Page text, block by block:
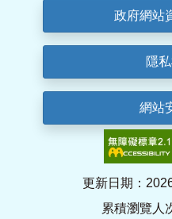
政府網站
隱
網站
更新日期：
累積瀏覽人